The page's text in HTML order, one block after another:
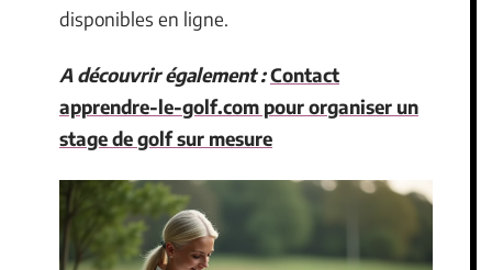
disponibles en ligne.
A découvrir également :Contact
apprendre-le-golf.com pour organiser un
stage de golf sur mesure